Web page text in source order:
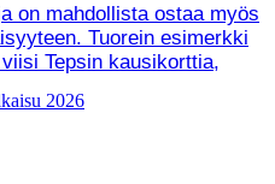
on mahdollista ostaa myös
Tuorein esimerkki
Tepsin kausikorttia,